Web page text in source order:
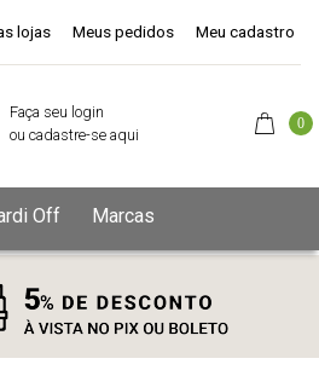
lojas Meus pedidos Meu cadastro
Faça seu login
ou cadastre-se aqui
0
Off Marcas